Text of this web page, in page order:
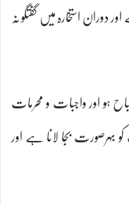
استخارہ میں گفتگو نہ
ہو اور واجبات و محرمات
بہرصورت بجا لانا ہے اور